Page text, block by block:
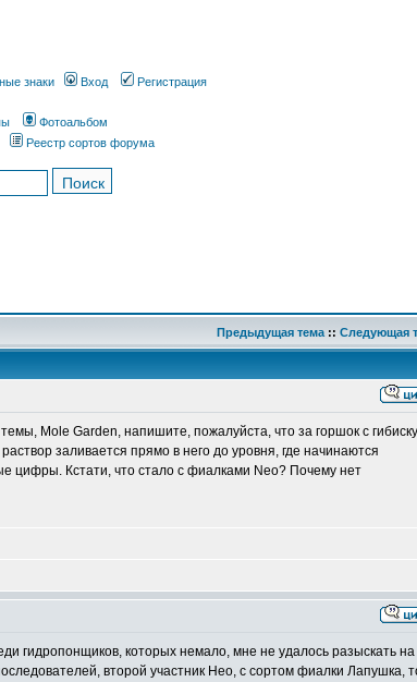
знаки Вход Регистрация
Фотоальбом
Реестр сортов форума
Предыдущая тема :: Следующая
Mole Garden, напишите, пожалуйста, что за горшок с
заливается прямо в него до уровня, где начинаются
цифры. Кстати, что стало с фиалками Neo? Почему нет
гидропонщиков, которых немало, мне не удалось разыскать на
второй участник Нео, с сортом фиалки Лапушка,